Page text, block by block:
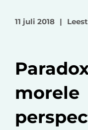
11 juli 2018 |
morele